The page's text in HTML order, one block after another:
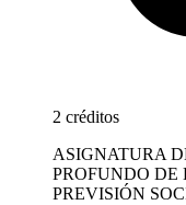
2 créditos
ASIGNATURA
PROFUNDO DE
PREVISIÓN